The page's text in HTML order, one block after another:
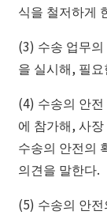
식을 철저하게
(3) 수송 업무
을 실시해, 필
(4) 수송의 안
에 참가해, 사
수송의 안전의
의견을 말한다.
(5) 수송의 안